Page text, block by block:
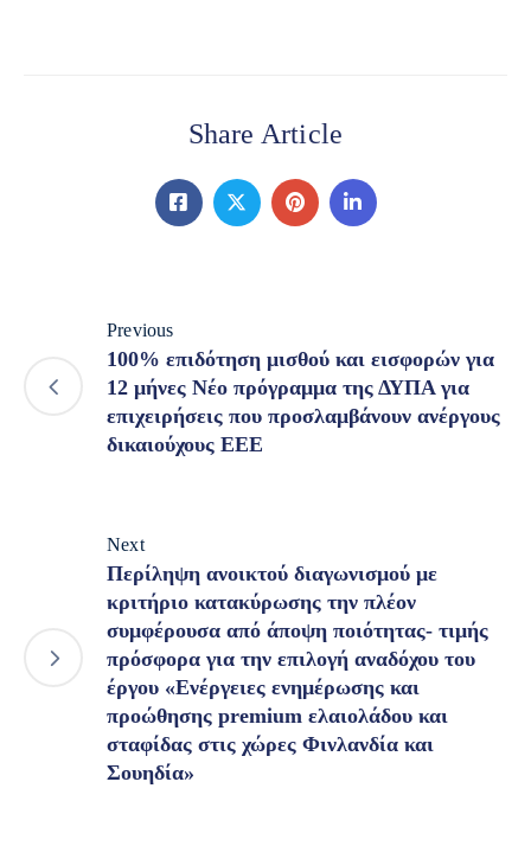
Share Article
Previous
100% επιδότηση μισθού και εισφορών για
12 μήνες Νέο πρόγραμμα της ΔΥΠΑ για
επιχειρήσεις που προσλαμβάνουν ανέργους
δικαιούχους ΕΕΕ
Next
Περίληψη ανοικτού διαγωνισμού με
κριτήριο κατακύρωσης την πλέον
συμφέρουσα από άποψη ποιότητας- τιμής
πρόσφορα για την επιλογή αναδόχου του
έργου «Ενέργειες ενημέρωσης και
προώθησης premium ελαιολάδου και
σταφίδας στις χώρες Φινλανδία και
Σουηδία»